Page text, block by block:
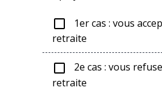
check_box_outline_blank
1er cas : vous
retraite
check_box_outline_blank
2e cas : vous
retraite